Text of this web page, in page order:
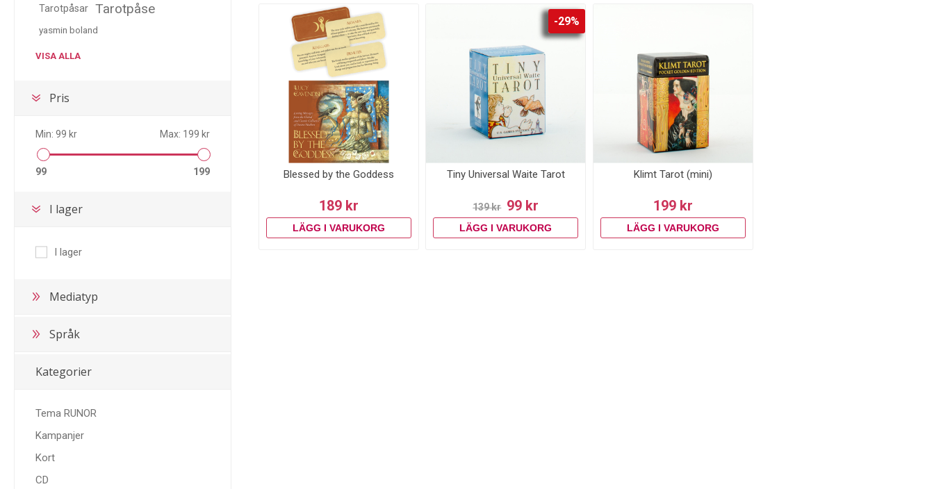
Blessed by the Goddess
189 kr
-29%
Tiny Universal Waite Tarot
139 kr 99 kr
Klimt Tarot (mini)
199 kr
Tarotpåsar Tarotpåse
yasmin boland
VISA ALLA
Pris
Min: 99 kr Max: 199 kr
99 199
I lager
I lager
Mediatyp
Språk
Kategorier
Tema RUNOR
Kampanjer
Kort
CD